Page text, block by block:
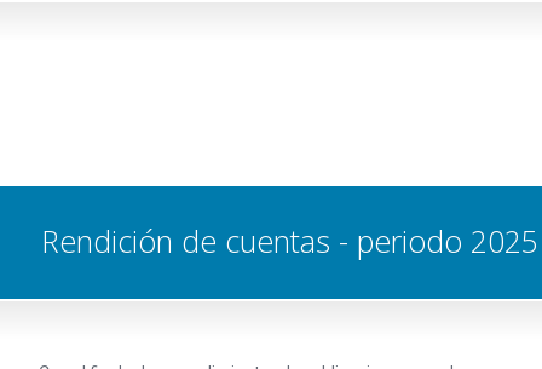
Rendición de cuentas - periodo 2025